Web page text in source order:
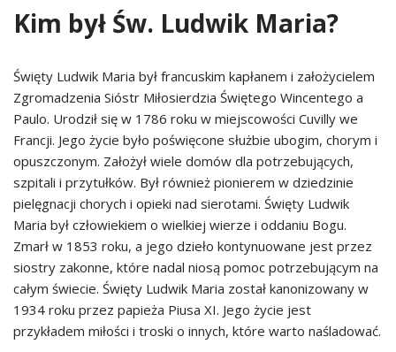
Kim był Św. Ludwik Maria?
Święty Ludwik Maria był francuskim kapłanem i założycielem
Zgromadzenia Sióstr Miłosierdzia Świętego Wincentego a
Paulo. Urodził się w 1786 roku w miejscowości Cuvilly we
Francji. Jego życie było poświęcone służbie ubogim, chorym i
opuszczonym. Założył wiele domów dla potrzebujących,
szpitali i przytułków. Był również pionierem w dziedzinie
pielęgnacji chorych i opieki nad sierotami. Święty Ludwik
Maria był człowiekiem o wielkiej wierze i oddaniu Bogu.
Zmarł w 1853 roku, a jego dzieło kontynuowane jest przez
siostry zakonne, które nadal niosą pomoc potrzebującym na
całym świecie. Święty Ludwik Maria został kanonizowany w
1934 roku przez papieża Piusa XI. Jego życie jest
przykładem miłości i troski o innych, które warto naśladować.